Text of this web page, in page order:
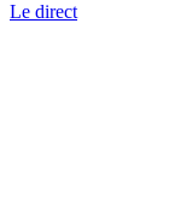
Le direct